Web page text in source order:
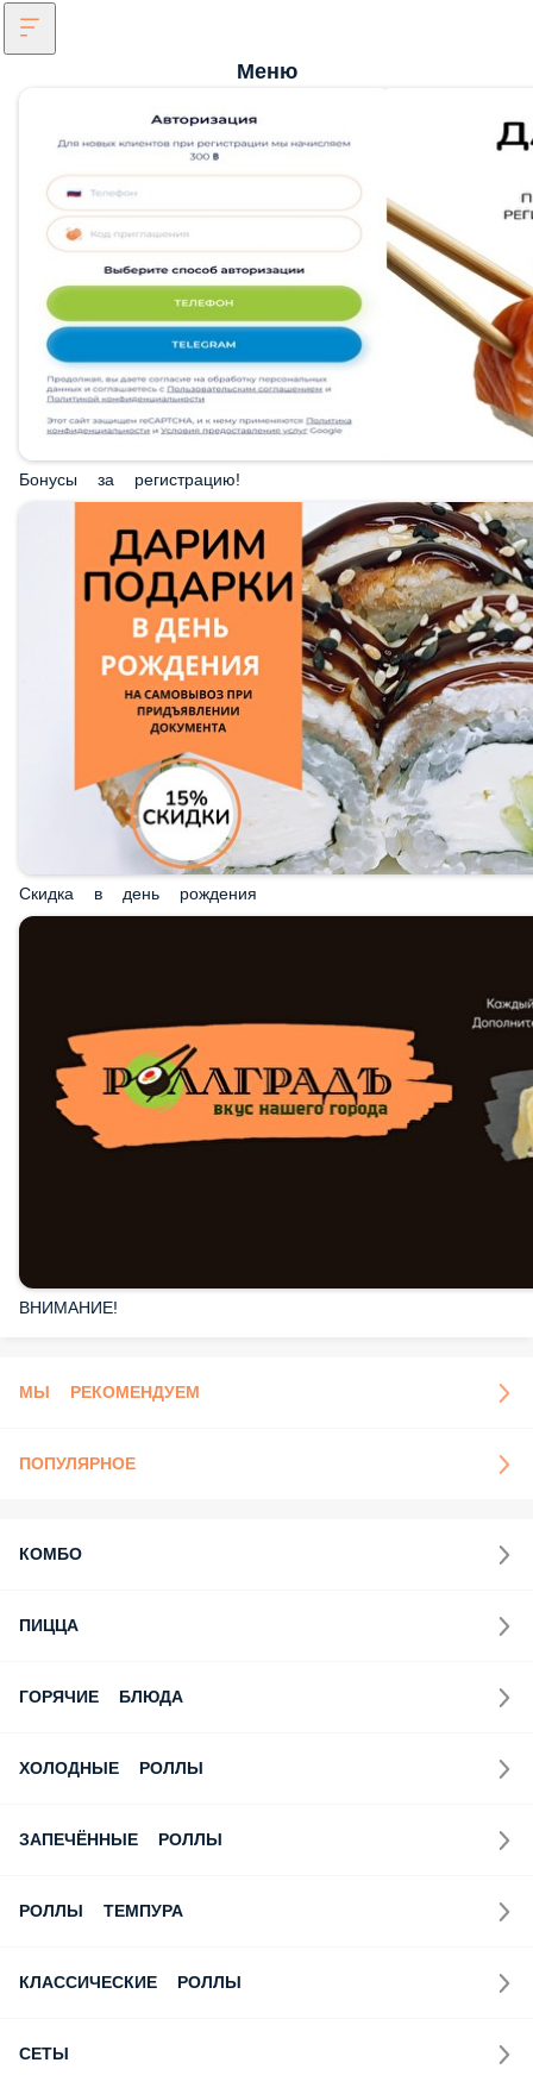
Меню
Бонусы за регистрацию!
Скидка в день рождения
ВНИМАНИЕ!
МЫ РЕКОМЕНДУЕМ
ПОПУЛЯРНОЕ
КОМБО
ПИЦЦА
ГОРЯЧИЕ БЛЮДА
ХОЛОДНЫЕ РОЛЛЫ
ЗАПЕЧЁННЫЕ РОЛЛЫ
РОЛЛЫ ТЕМПУРА
КЛАССИЧЕСКИЕ РОЛЛЫ
СЕТЫ